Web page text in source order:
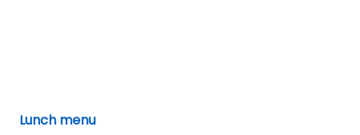
Lunch menu